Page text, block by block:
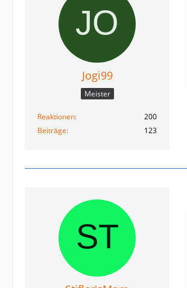
Jogi99
Meister
Reaktionen
200
Beiträge
123